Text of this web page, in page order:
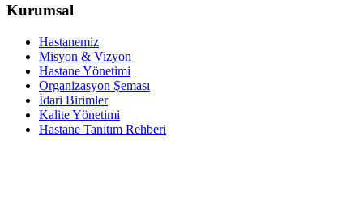
Kurumsal
Hastanemiz
Misyon & Vizyon
Hastane Yönetimi
Organizasyon Şeması
İdari Birimler
Kalite Yönetimi
Hastane Tanıtım Rehberi